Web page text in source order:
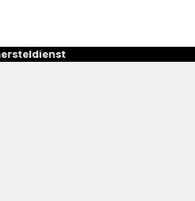
ons met